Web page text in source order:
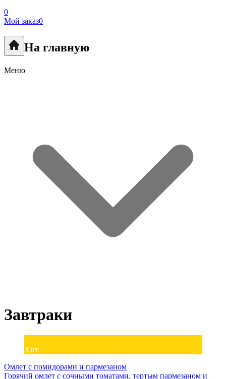
0
Мой заказ0
На главную
Меню
Завтраки
Хит
Омлет с помидорами и пармезаном
Горячий омлет с сочными томатами, тертым пармезаном и